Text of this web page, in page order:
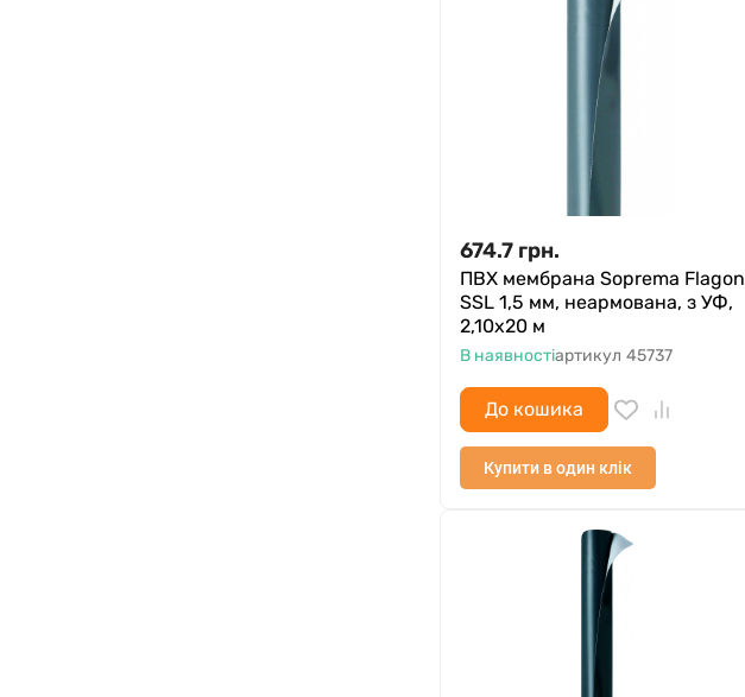
674.7 грн.
ПВХ мембрана Soprema Flagon
SSL 1,5 мм, неармована, з УФ,
2,10х20 м
В наявностіартикул 45737
До кошика
Купити в один клік